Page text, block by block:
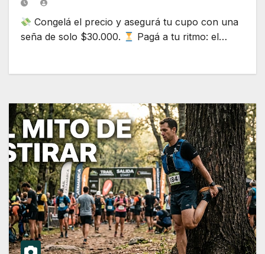
Congelá el precio y asegurá tu cupo con una
seña de solo $30.000.
Pagá a tu ritmo: el…